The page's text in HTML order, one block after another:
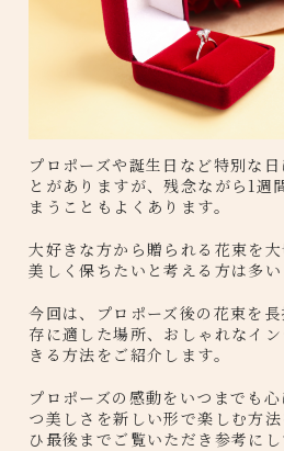
プロポーズや誕生日など特別な
とがありますが、残念ながら1週
まうこともよくあります。
大好きな方から贈られる花束を
美しく保ちたいと考える方は多い
今回は、プロポーズ後の花束を
存に適した場所、おしゃれなイ
きる方法をご紹介します。
プロポーズの感動をいつまでも
つ美しさを新しい形で楽しむ方
ひ最後までご覧いただき参考にし